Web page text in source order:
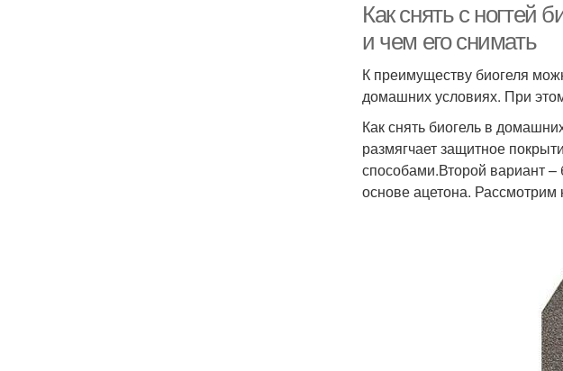
Как снять с ногтей
и чем его снимать
К преимуществу биогеля
домашних условиях. При
Как снять биогель в
размягчает защитное
способами.Второй вариант
основе ацетона. Рассмотрим